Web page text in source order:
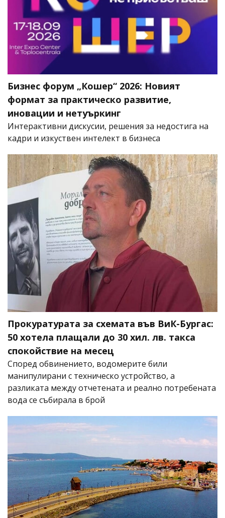
Бизнес форум „Кошер“ 2026: Новият
формат за практическо развитие,
иновации и нетуъркинг
Интерактивни дискусии, решения за недостига на
кадри и изкуствен интелект в бизнеса
Прокуратурата за схемата във ВиК-Бургас:
50 хотела плащали до 30 хил. лв. такса
спокойствие на месец
Според обвинението, водомерите били
манипулирани с техническо устройство, а
разликата между отчетената и реално потребената
вода се събирала в брой